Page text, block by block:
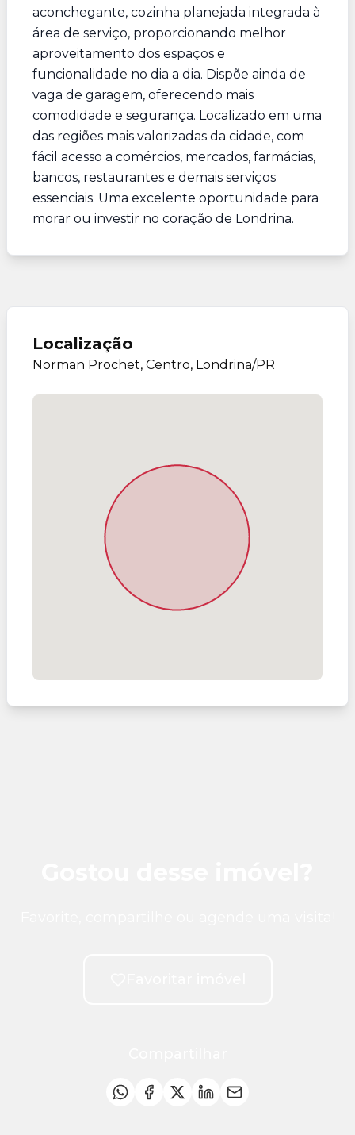
aconchegante, cozinha planejada integrada à
área de serviço, proporcionando melhor
aproveitamento dos espaços e
funcionalidade no dia a dia. Dispõe ainda de
vaga de garagem, oferecendo mais
comodidade e segurança. Localizado em uma
das regiões mais valorizadas da cidade, com
fácil acesso a comércios, mercados, farmácias,
bancos, restaurantes e demais serviços
essenciais. Uma excelente oportunidade para
morar ou investir no coração de Londrina.
Localização
Norman Prochet, Centro, Londrina/PR